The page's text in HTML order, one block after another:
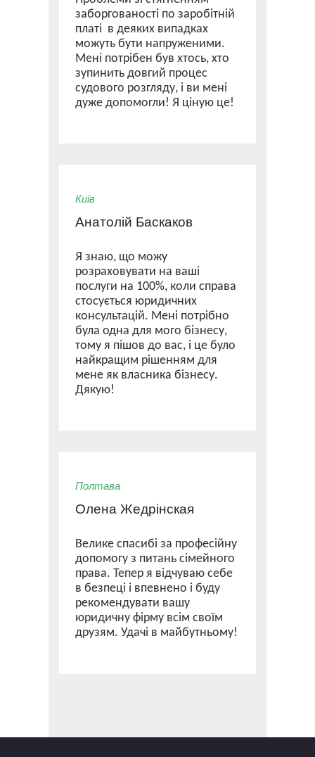
заборгованості по заробітній
платі в деяких випадках
можуть бути напруженими.
Мені потрібен був хтось, хто
зупинить довгий процес
судового розгляду, і ви мені
дуже допомогли! Я ціную це!
Київ
Анатолій Баскаков
Я знаю, що можу
розраховувати на ваші
послуги на 100%, коли справа
стосується юридичних
консультацій. Мені потрібно
була одна для мого бізнесу,
тому я пішов до вас, і це було
найкращим рішенням для
мене як власника бізнесу.
Дякую!
Полтава
Олена Жедрінская
Велике спасибі за професійну
допомогу з питань сімейного
права. Тепер я відчуваю себе
в безпеці і впевнено і буду
рекомендувати вашу
юридичну фірму всім своїм
друзям. Удачі в майбутньому!